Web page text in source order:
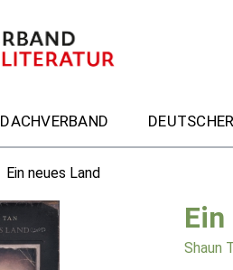
DACHVERBAND
Ein neues Land
Shaun